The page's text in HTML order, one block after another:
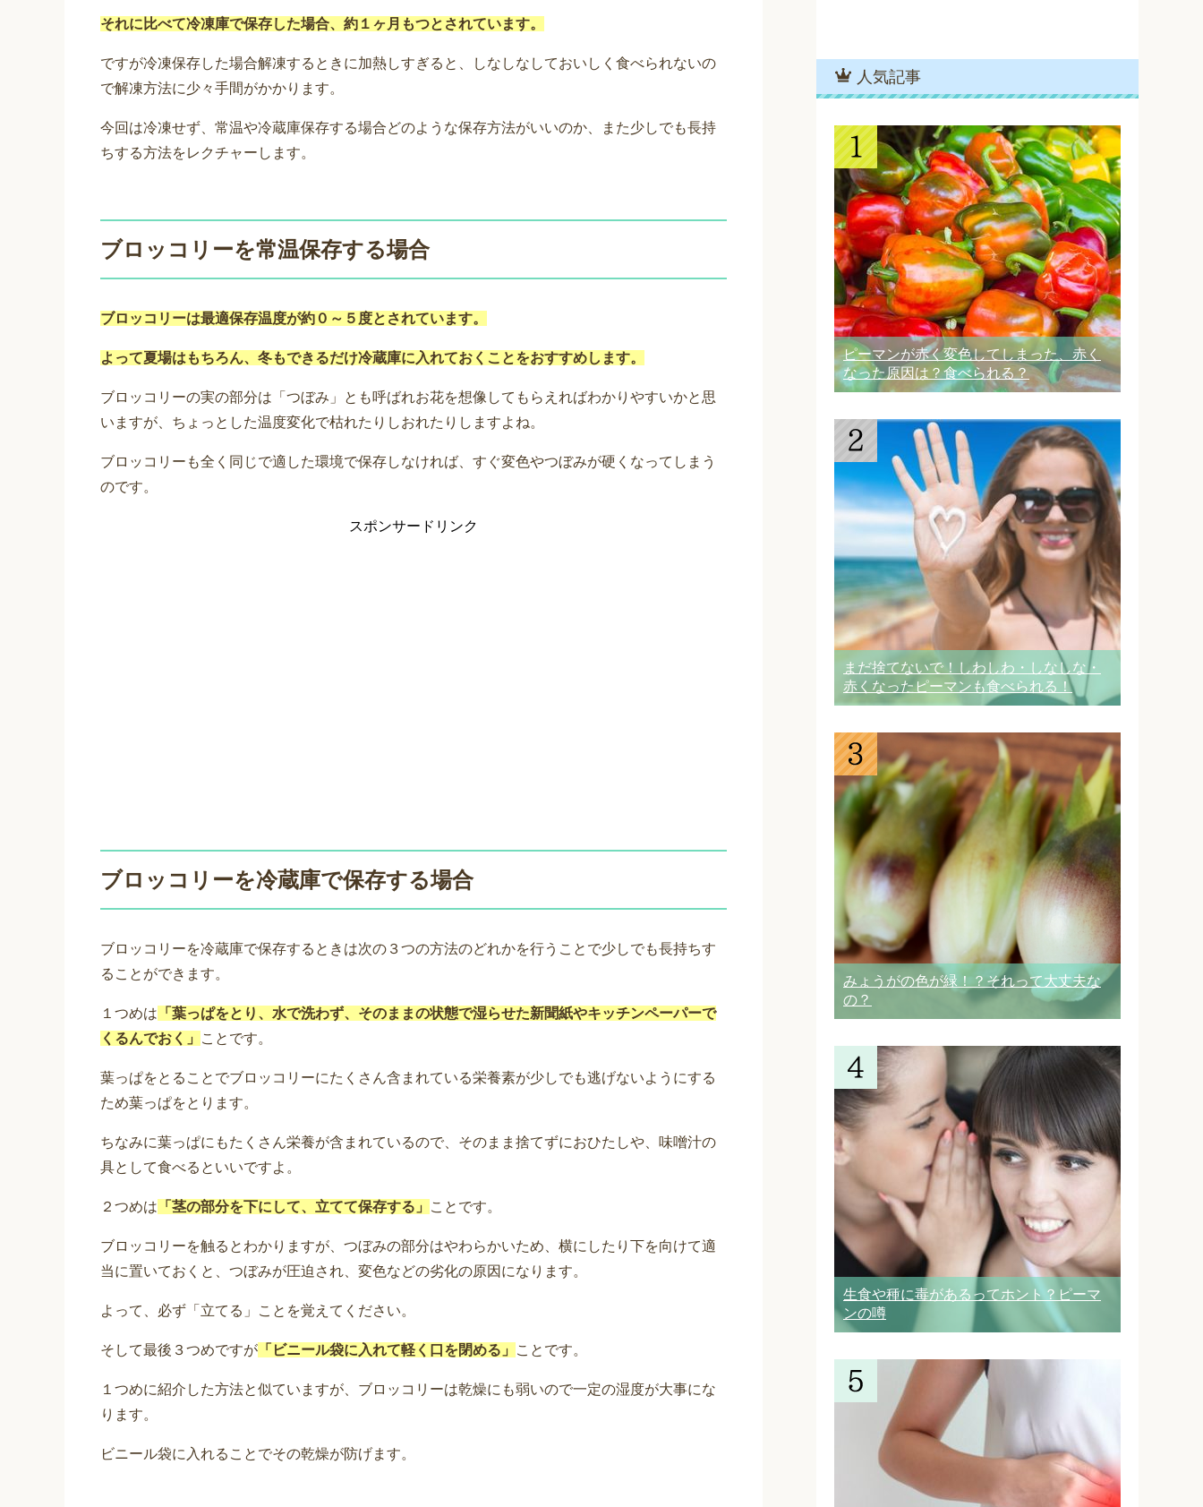
それに比べて冷凍庫で保存した場合、約１ヶ月もつとされています。
ですが冷凍保存した場合解凍するときに加熱しすぎると、しなしなしておいしく食べられないの
で解凍方法に少々手間がかかります。
今回は冷凍せず、常温や冷蔵庫保存する場合どのような保存方法がいいのか、また少しでも長持
ちする方法をレクチャーします。
ブロッコリーを常温保存する場合
ブロッコリーは最適保存温度が約０～５度とされています。
よって夏場はもちろん、冬もできるだけ冷蔵庫に入れておくことをおすすめします。
ブロッコリーの実の部分は「つぼみ」とも呼ばれお花を想像してもらえればわかりやすいかと思
いますが、ちょっとした温度変化で枯れたりしおれたりしますよね。
ブロッコリーも全く同じで適した環境で保存しなければ、すぐ変色やつぼみが硬くなってしまう
のです。
スポンサードリンク
ブロッコリーを冷蔵庫で保存する場合
ブロッコリーを冷蔵庫で保存するときは次の３つの方法のどれかを行うことで少しでも長持ちす
ることができます。
１つめは 「葉っぱをとり、水で洗わず、そのままの状態で湿らせた新聞紙やキッチンペーパーで
くるんでおく」
ことです。
葉っぱをとることでブロッコリーにたくさん含まれている栄養素が少しでも逃げないようにする
ため葉っぱをとります。
ちなみに葉っぱにもたくさん栄養が含まれているので、そのまま捨てずにおひたしや、味噌汁の
具として食べるといいですよ。
２つめは 「茎の部分を下にして、立てて保存する」 ことです。
ブロッコリーを触るとわかりますが、つぼみの部分はやわらかいため、横にしたり下を向けて適
当に置いておくと、つぼみが圧迫され、変色などの劣化の原因になります。
よって、必ず「立てる」ことを覚えてください。
そして最後３つめですが 「ビニール袋に入れて軽く口を閉める」 ことです。
１つめに紹介した方法と似ていますが、ブロッコリーは乾燥にも弱いので一定の湿度が大事にな
ります。
ビニール袋に入れることでその乾燥が防げます。
人気記事
ピーマンが赤く変色してしまった、赤く
なった原因は？食べられる？
まだ捨てないで！しわしわ・しなしな・
赤くなったピーマンも食べられる！
みょうがの色が緑！？それって大丈夫な
の？
生食や種に毒があるってホント？ピーマ
ンの噂